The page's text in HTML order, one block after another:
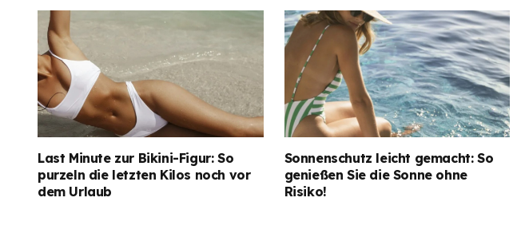
Last Minute zur Bikini-Figur: So
purzeln die letzten Kilos noch vor
dem Urlaub
Sonnenschutz leicht gemacht: So
genießen Sie die Sonne ohne
Risiko!